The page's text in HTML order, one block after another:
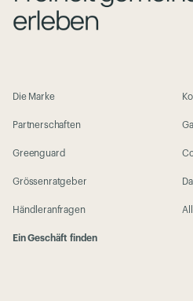
Die Marke
Partnerschaften
Greenguard
Grössenratgeber
Händleranfragen
Ein Geschäft finden